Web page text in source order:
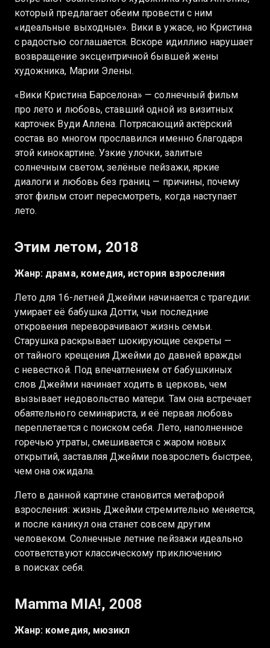
который предлагает обеим провести с ним
«идеальные выходные». Вики в ужасе, но Кристина
с радостью соглашается. Вскоре идиллию нарушает
возвращение эксцентричной бывшей жены
художника, Марии Элены.
«Вики Кристина Барселона» — солнечный фильм
про лето и любовь, ставший одной из визитных
карточек Вуди Аллена. Потрясающий актёрский
состав во многом прославился именно благодаря
этой кинокартине. Узкие улочки, залитые
солнечным светом, зелёные пейзажи, яркие
диалоги и любовь без границ — причины, почему
этот фильм стоит пересмотреть, когда наступает
лето.
Этим летом, 2018
Жанр: драма, комедия, история взросления
Лето для 16-летней Джейми начинается с трагедии:
умирает её бабушка Дотти, чьи последние
откровения переворачивают жизнь семьи.
Старушка раскрывает шокирующие секреты —
от тайного крещения Джейми до давней вражды
с невесткой. Под впечатлением от бабушкиных
слов Джейми начинает ходить в церковь, чем
вызывает недовольство матери. Там она встречает
обаятельного семинариста, и её первая любовь
переплетается с поиском себя. Лето, наполненное
горечью утраты, смешивается с жаром новых
открытий, заставляя Джейми повзрослеть быстрее,
чем она ожидала.
Лето в данной картине становится метафорой
взросления: жизнь Джейми стремительно меняется,
и после каникул она станет совсем другим
человеком. Солнечные летние пейзажи идеально
соответствуют классическому приключению
в поисках себя.
Mamma MIA!, 2008
Жанр: комедия, мюзикл